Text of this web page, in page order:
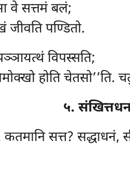
वे सत्तमं बलं;
पण्डितो.
विपस्सति;
होति चेतसो’’ति.
५.
कतमानि सत्त?